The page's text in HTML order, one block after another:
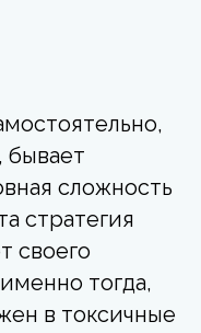
бывает
сложность
стратегия
своего
тогда,
в токсичные